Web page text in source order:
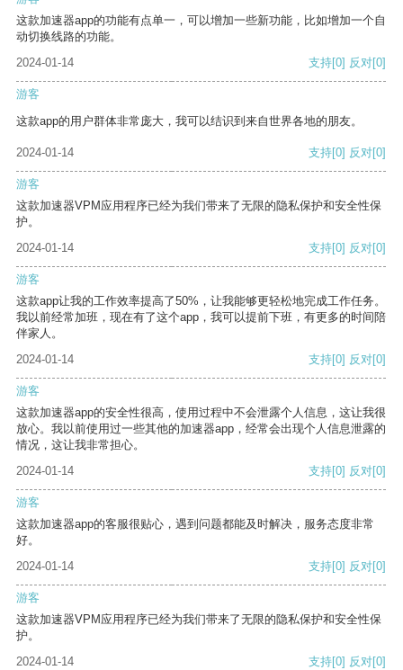
这款加速器app的功能有点单一，可以增加一些新功能，比如增加一个自
动切换线路的功能。
2024-01-14
支持[0] 反对[0]
游客
这款app的用户群体非常庞大，我可以结识到来自世界各地的朋友。
2024-01-14 支持[0] 反对[0]
游客
这款加速器VPM应用程序已经为我们带来了无限的隐私保护和安全性保
护。
2024-01-14
支持[0] 反对[0]
游客
这款app让我的工作效率提高了50%，让我能够更轻松地完成工作任务。
我以前经常加班，现在有了这个app，我可以提前下班，有更多的时间陪
伴家人。
2024-01-14
支持[0] 反对[0]
游客
这款加速器app的安全性很高，使用过程中不会泄露个人信息，这让我很
放心。我以前使用过一些其他的加速器app，经常会出现个人信息泄露的
情况，这让我非常担心。
2024-01-14
支持[0] 反对[0]
游客
这款加速器app的客服很贴心，遇到问题都能及时解决，服务态度非常
好。
2024-01-14
支持[0] 反对[0]
游客
这款加速器VPM应用程序已经为我们带来了无限的隐私保护和安全性保
护。
2024-01-14
支持[0] 反对[0]